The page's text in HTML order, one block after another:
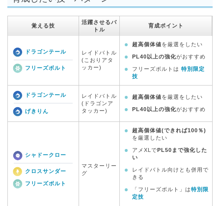
覚える技
活躍させるバ
トル
育成ポイント
ドラゴンテール
フリーズボルト
レイドバトル
(こおりアタ
ッカー)
超高個体値を厳選をしたい
PL40以上の強化がおすすめ
フリーズボルトは 特別限定
技
ドラゴンテール
げきりん
レイドバトル
(ドラゴンア
タッカー)
超高個体値を厳選をしたい
PL40以上の強化がおすすめ
シャドークロー
クロスサンダー
フリーズボルト
マスターリー
グ
超高個体値(できれば100％)
を厳選したい
アメXLでPL50まで強化した
い
レイドバトル向けとも併用で
きる
「フリーズボルト」は特別限
定技